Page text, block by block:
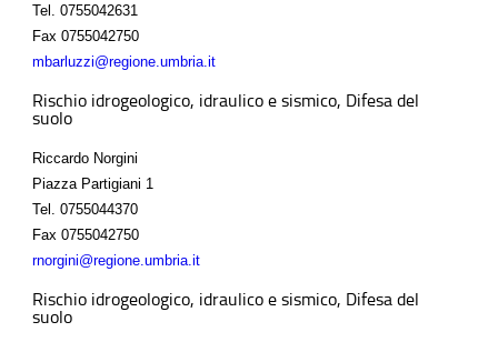
Tel.
0755042631
Fax 0755042750
mbarluzzi@regione.umbria.it
Rischio idrogeologico, idraulico e sismico, Difesa del
suolo
Riccardo Norgini
Piazza Partigiani 1
Tel.
0755044370
Fax 0755042750
rnorgini@regione.umbria.it
Rischio idrogeologico, idraulico e sismico, Difesa del
suolo